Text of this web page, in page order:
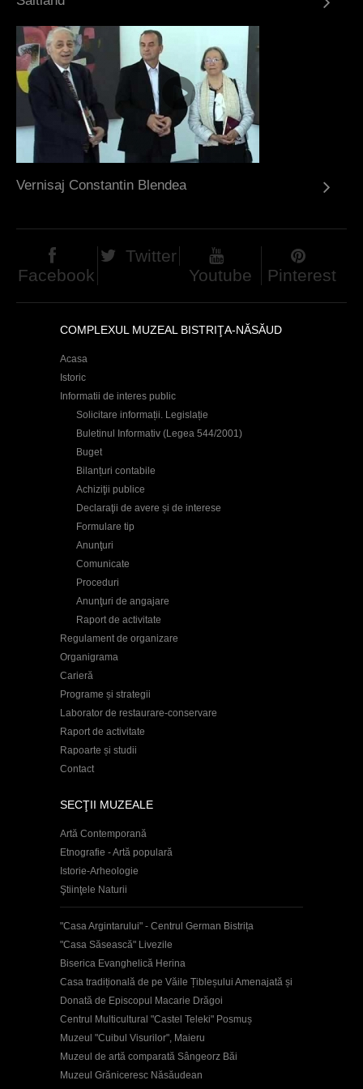
Vernisaj Constantin Blendea
Facebook
Twitter
Youtube
Pinterest
COMPLEXUL MUZEAL BISTRIŢA-NĂSĂUD
Acasa
Istoric
Informatii de interes public
Solicitare informații. Legislație
Buletinul Informativ (Legea 544/2001)
Buget
Bilanțuri contabile
Achiziţii publice
Declaraţii de avere și de interese
Formulare tip
Anunţuri
Comunicate
Proceduri
Anunţuri de angajare
Raport de activitate
Regulament de organizare
Organigrama
Carieră
Programe și strategii
Laborator de restaurare-conservare
Raport de activitate
Rapoarte și studii
Contact
SECŢII MUZEALE
Artă Contemporană
Etnografie - Artă populară
Istorie-Arheologie
Ştiinţele Naturii
"Casa Argintarului" - Centrul German Bistrița
"Casa Săsească" Livezile
Biserica Evanghelică Herina
Casa tradițională de pe Văile Țibleșului Amenajată și
Donată de Episcopul Macarie Drăgoi
Centrul Multicultural "Castel Teleki" Posmuș
Muzeul "Cuibul Visurilor", Maieru
Muzeul de artă comparată Sângeorz Băi
Muzeul Grăniceresc Năsăudean